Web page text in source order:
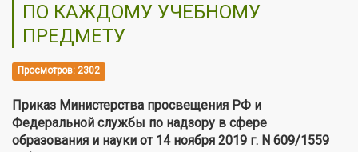
ПО КАЖДОМУ УЧЕБНОМУ
ПРЕДМЕТУ
Просмотров: 2302
Приказ Министерства просвещения РФ и
Федеральной службы по надзору в сфере
образования и науки от 14 ноября 2019 г. N 609/1559